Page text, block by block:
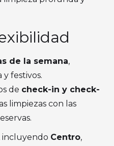
de la semana,
festivos.
de check-in y check-
limpiezas con las
incluyendo Centro,